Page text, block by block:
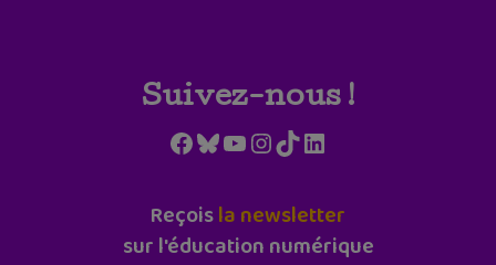
Suivez-nous !
Facebook
Bluesky
YouTube
Instagram
TikTokLinkedIn
Reçoisla newsletter
sur l'éducation numérique